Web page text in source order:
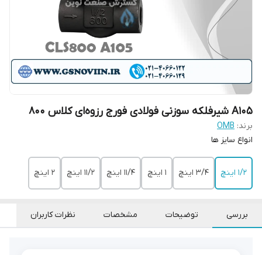
A105 شیرفلکه سوزنی فولادی فورج رزوه‌ای کلاس 800
برند: OMB
‌انواع سایز ها
۱/۲ اینچ ۳/۴ اینچ ۱ اینچ ۱۱/۴ اینچ ۱۱/۲ اینچ ۲ اینچ
بررسی توضیحات مشخصات نظرات کاربران